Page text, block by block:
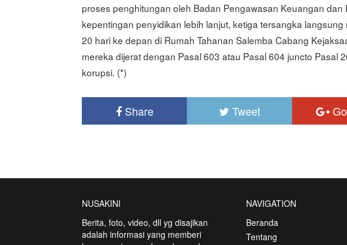
proses penghitungan oleh Badan Pengawasan Keuangan dan
kepentingan penyidikan lebih lanjut, ketiga tersangka
20 hari ke depan di Rumah Tahanan Salemba Cabang
mereka dijerat dengan Pasal 603 atau Pasal 604 juncto Pasal
korupsi. (*)
Share Tweet
NUSAKINI
Berita, foto, video, dll yg disajikan
adalah informasi yang memberi
NAVIGATION
Beranda
Tentang